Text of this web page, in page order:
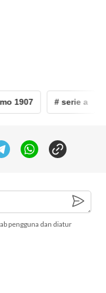
1907 # serie a
pengguna dan diatur